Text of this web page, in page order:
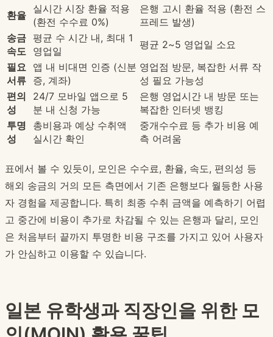
환율
실시간 시장 환율 적용
(환전 수수료 0%)
은행 고시 환율 적용 (환전 스
프레드 발생)
송금
속도
평균 수 시간 내, 최대 1
영업일
평균 2~5 영업일 소요
필요
서류
앱 내 비대면 인증 (신분
증, 계좌)
영업점 방문, 복잡한 서류 작
성 필요 가능성
편의
성
24/7 모바일 앱으로 5
분 내 신청 가능
은행 영업시간 내 방문 또는
복잡한 인터넷 뱅킹
투명
성
총비용과 예상 수취액
실시간 확인
중개수수료 등 추가 비용 예
측 어려움
표에서 볼 수 있듯이, 모인은 수수료, 환율, 속도, 편의성 등
해외 송금의 거의 모든 측면에서 기존 은행보다 월등한 사용
자 경험을 제공합니다. 특히 최종 수취 금액을 예측하기 어렵
고 중간에 비용이 추가로 차감될 수 있는 은행과 달리, 모인
은 처음부터 끝까지 투명한 비용 구조를 가지고 있어 사용자
가 안심하고 이용할 수 있습니다.
일본 유학생과 직장인을 위한 모